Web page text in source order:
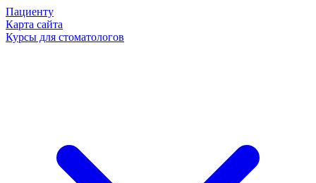
Пациенту
Карта сайта
Курсы для стоматологов